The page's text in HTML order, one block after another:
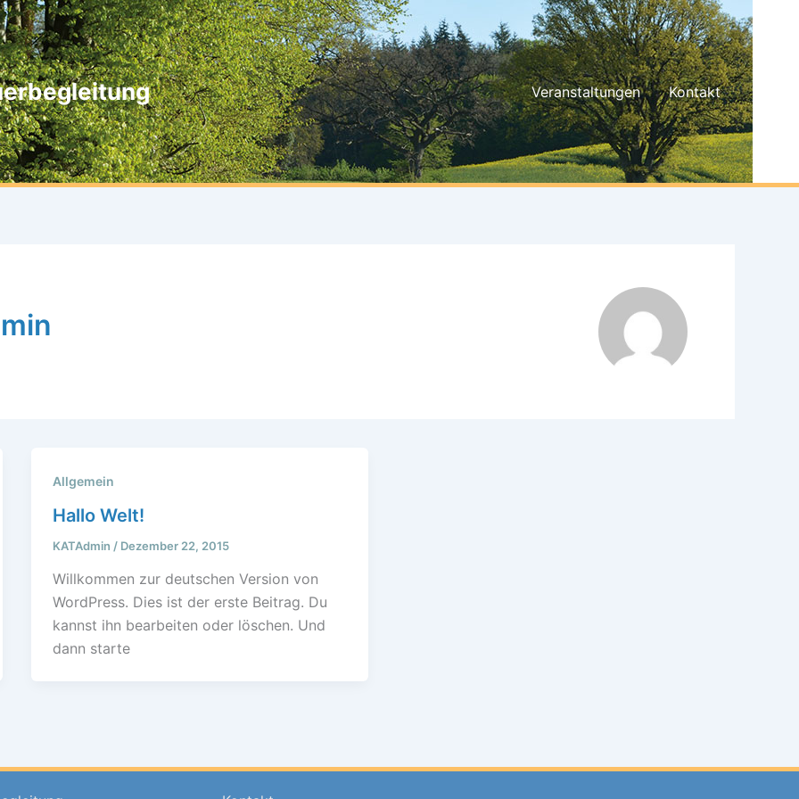
Veranstaltungen Kontakt
Allgemein
Hallo Welt!
KATAdmin / Dezember 22, 2015
Willkommen zur deutschen Version von
WordPress. Dies ist der erste Beitrag. Du
kannst ihn bearbeiten oder löschen. Und
dann starte